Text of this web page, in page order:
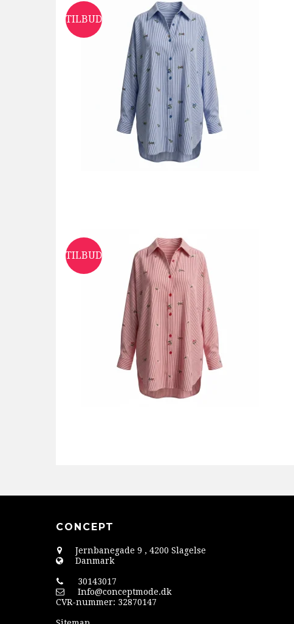
TILBUD
TILBUD
CONCEPT
Jernbanegade 9 , 4200 Slagelse
Danmark
30143017
Info@conceptmode.dk
CVR-nummer: 32870147